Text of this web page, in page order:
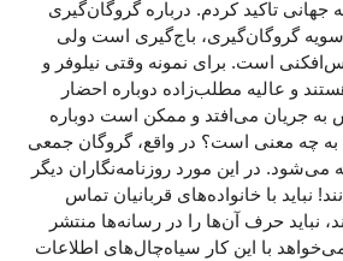
جهانی تاکید کردم. درباره گروگان‌گیری
گروگان‌گیری، باج‌گیری است ولی
است. برای نمونه وقتی نیلوفر و
و عالیه مطلب‌زاده دوباره احضار
به جریان می‌افتد و ممکن است دوباره
چه معنی است؟ در واقع، گروگان جمعی
می‌شود. در این مورد روزنامه‌نگاران دیگر
نباید با خانواده‌های قربانیان تماس
نباید حرف آن‌ها را در رسانه‌ها منتشر
با این کار سیاه‌چال‌های اطلاعات